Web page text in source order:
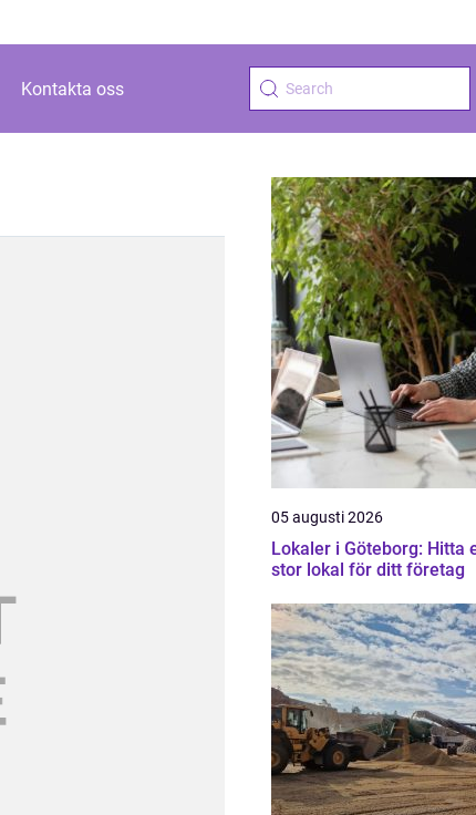
Kontakta oss
05 augusti 2026
Lokaler i Göteborg: Hitta
stor lokal för ditt företag